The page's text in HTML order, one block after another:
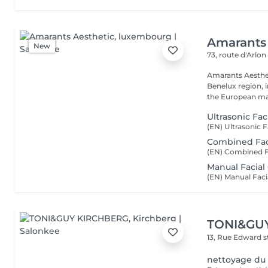
New
73, route d'Arlon
Amarants
Benelux region,
the European
Ultrasonic
Combined
Manual
13, Rue Edward
nettoyage du